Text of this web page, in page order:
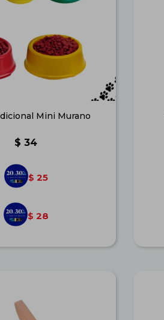
Mini Murano
$ 34
$ 25
$ 28